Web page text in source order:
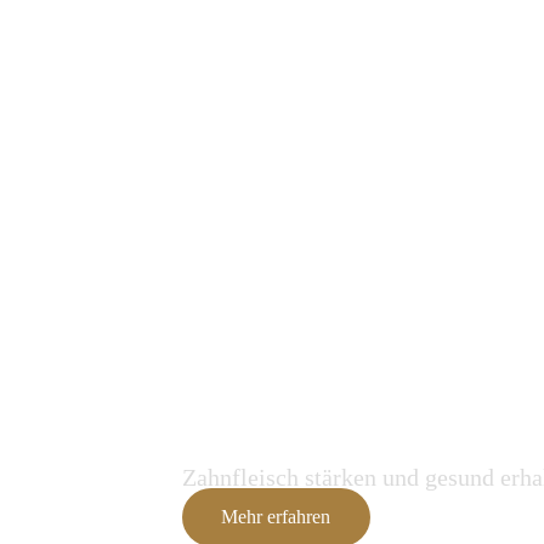
Zahnfleisch stärken und gesund
Mehr erfahren